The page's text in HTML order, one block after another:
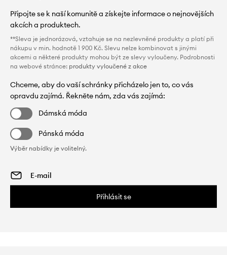
Připojte se k naší komunitě a získejte informace o nejnovějších
akcích a produktech.
**Sleva je jednorázová, vztahuje se na nezlevněné produkty a platí při
nákupu v min. hodnotě 1 900 Kč. Slevu nelze kombinovat s jinými
akcemi a některé produkty mohou být ze slevy vyloučeny. Podrobnosti
na webové stránce: produkty vyloučené z akce
Chceme, aby do vaší schránky přicházelo jen to, co vás
opravdu zajímá. Řekněte nám, zda vás zajímá:
Dámská móda
Pánská móda
Výběr nabídky je volitelný.
Přihlásit se